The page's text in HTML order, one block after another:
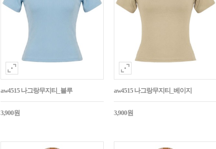
aw4515 나그랑무지티_블루
3,900원
aw4515 나그랑무지티_베이지
3,900원